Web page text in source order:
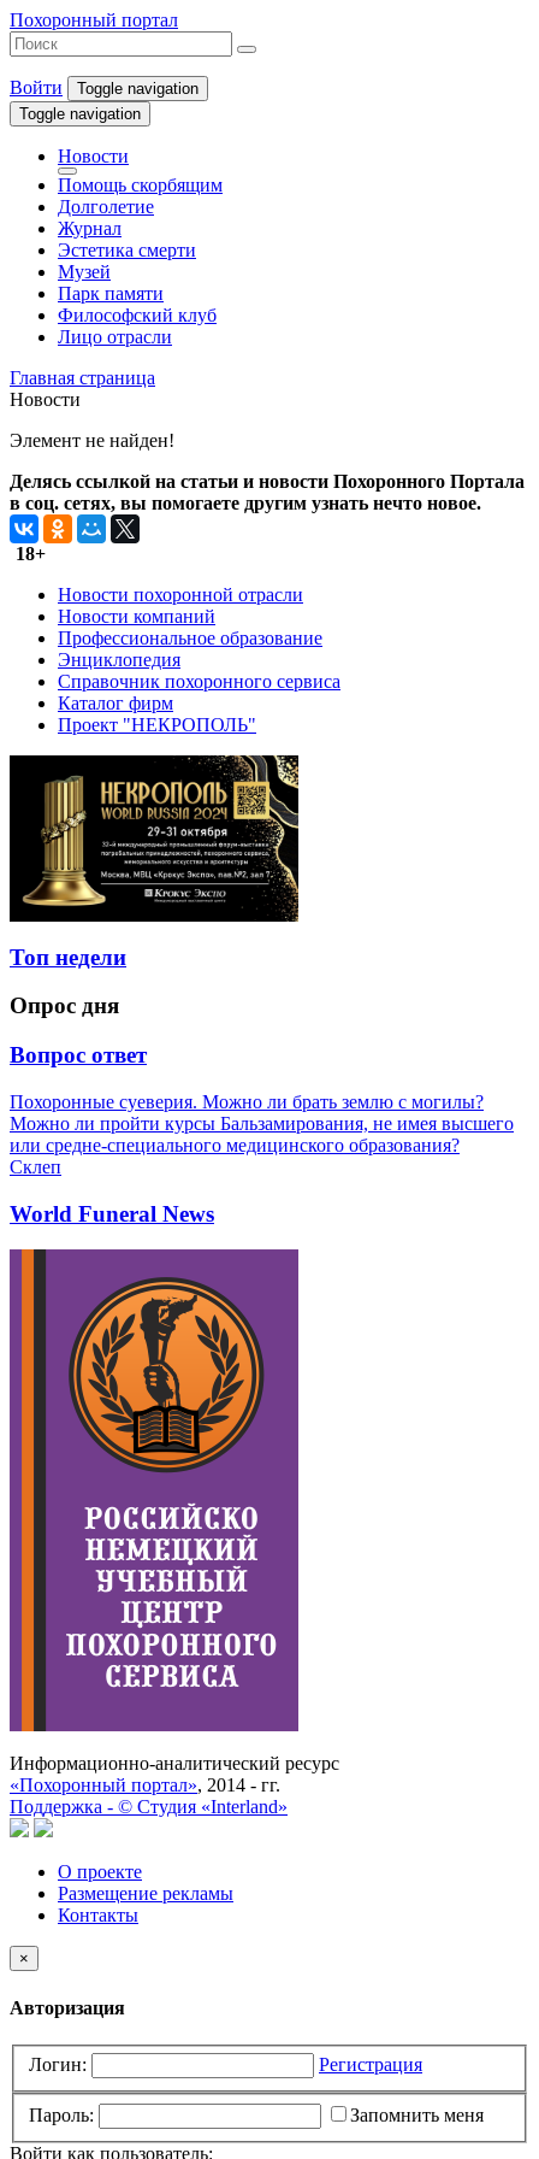
Похоронный портал
Войти
Toggle navigation
Toggle navigation
Новости
Помощь скорбящим
Долголетие
Журнал
Эстетика смерти
Музей
Парк памяти
Философский клуб
Лицо отрасли
Главная страница
Новости
Элемент не найден!
Делясь ссылкой на статьи и новости Похоронного Портала
в соц. сетях, вы помогаете другим узнать нечто новое.
18+
Новости похоронной отрасли
Новости компаний
Профессиональное образование
Энциклопедия
Справочник похоронного сервиса
Каталог фирм
Проект "НЕКРОПОЛЬ"
Топ недели
Опрос дня
Вопрос ответ
Похоронные суеверия. Можно ли брать землю с могилы?
Можно ли пройти курсы Бальзамирования, не имея высшего
или средне-специального медицинского образования?
Склеп
World Funeral News
Информационно-аналитический ресурс
«Похоронный портал», 2014 - гг.
Поддержка - © Cтудия «Interland»
О проекте
Размещение рекламы
Контакты
×
Авторизация
Логин: Регистрация
Пароль:
Запомнить меня
Войти как пользователь: